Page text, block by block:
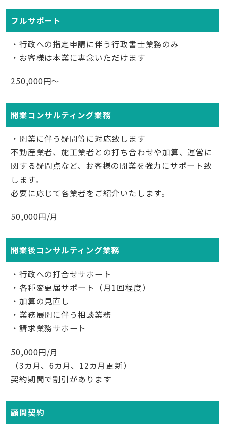
フルサポート
・行政への指定申請に伴う行政書士業務のみ
・お客様は本業に専念いただけます
250,000円～
開業コンサルティング業務
・開業に伴う疑問等に対応致します
不動産業者、施工業者との打ち合わせや加算、運営に
関する疑問点など、お客様の開業を強力にサポート致
します。
必要に応じて各業者をご紹介いたします。
50,000円/月
開業後コンサルティング業務
・行政への打合せサポート
・各種変更届サポート（月1回程度）
・加算の見直し
・業務展開に伴う相談業務
・請求業務サポート
50,000円/月
（3カ月、6カ月、12カ月更新）
契約期間で割引があります
顧問契約